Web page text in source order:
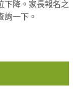
下降。家長報名之
詢一下。